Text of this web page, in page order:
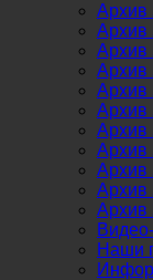
Архив
Архив
Архив
Архив
Архив
Архив
Архив
Архив
Архив
Архив
Архив
Наши